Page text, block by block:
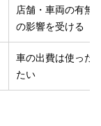
店舗・車両の有無
の影響を受ける
車の出費は使った
たい